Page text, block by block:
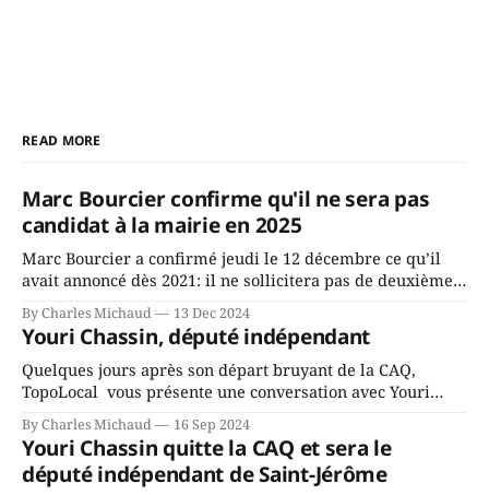
READ MORE
Marc Bourcier confirme qu'il ne sera pas
candidat à la mairie en 2025
Marc Bourcier a confirmé jeudi le 12 décembre ce qu’il
avait annoncé dès 2021: il ne sollicitera pas de deuxième
mandat à titre de maire de Saint-Jérôme. Bourcier en a
fait l’annonce en s’adressant aux employés de la ville,
rassemblés en soirée pour leur traditionnel souper
By Charles Michaud 13 Dec 2024
Youri Chassin, député indépendant
Quelques jours après son départ bruyant de la CAQ,
TopoLocal vous présente une conversation avec Youri
Chassin. Nous avons causé de sa décision. Y songeait-il
depuis longtemps? Sera-t-il candidat indépendant dans 2
ans? Joindrait-il un autre parti, par exemple les
conservateurs d’Éric Duhaime? Que lui
By Charles Michaud 16 Sep 2024
Youri Chassin quitte la CAQ et sera le
député indépendant de Saint-Jérôme